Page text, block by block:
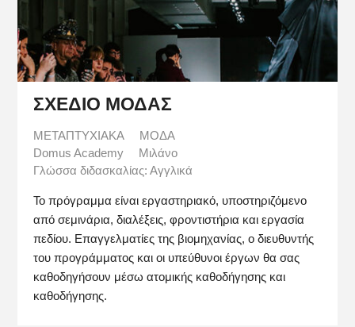
ΣΧΕΔΙΟ ΜΟΔΑΣ
ΜΕΤΑΠΤΥΧΙΑΚΑ
ΜΟΔΑ
Domus Academy
Μιλάνο
Γλώσσα διδασκαλίας: Αγγλικά
Το πρόγραμμα είναι εργαστηριακό, υποστηριζόμενο
από σεμινάρια, διαλέξεις, φροντιστήρια και εργασία
πεδίου. Επαγγελματίες της βιομηχανίας, ο διευθυντής
του προγράμματος και οι υπεύθυνοι έργων θα σας
καθοδηγήσουν μέσω ατομικής καθοδήγησης και
καθοδήγησης.